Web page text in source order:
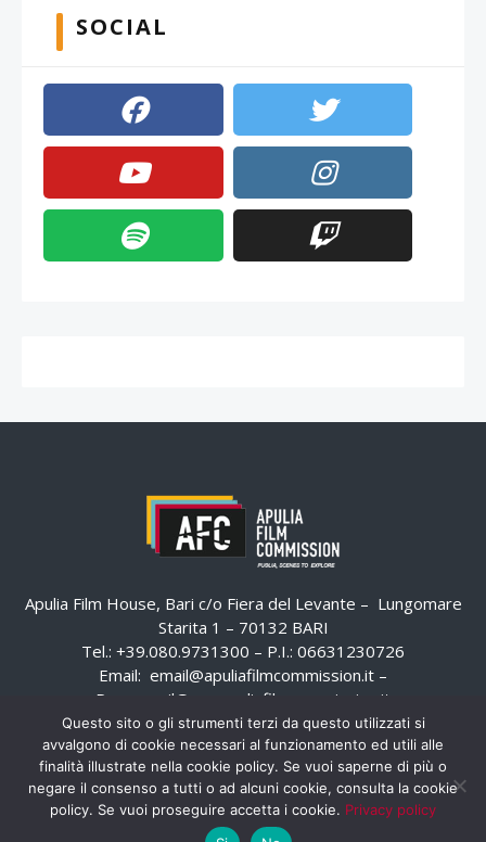
SOCIAL
Apulia Film House, Bari c/o Fiera del Levante – Lungomare
Starita 1 – 70132 BARI
Tel.: +39.080.9731300 – P.I.: 06631230726
Email: email@apuliafilmcommission.it –
Pec:
email@pec.apuliafilmcommission.it
Questo sito o gli strumenti terzi da questo utilizzati si
avvalgono di cookie necessari al funzionamento ed utili alle
finalità illustrate nella cookie policy. Se vuoi saperne di più o
negare il consenso a tutti o ad alcuni cookie, consulta la cookie
policy. Se vuoi proseguire accetta i cookie. Privacy policy